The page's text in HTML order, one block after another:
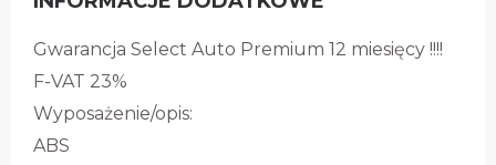
Gwarancja Select Auto Premium 12 miesięcy !!!!
F-VAT 23%
Wyposażenie/opis:
ABS